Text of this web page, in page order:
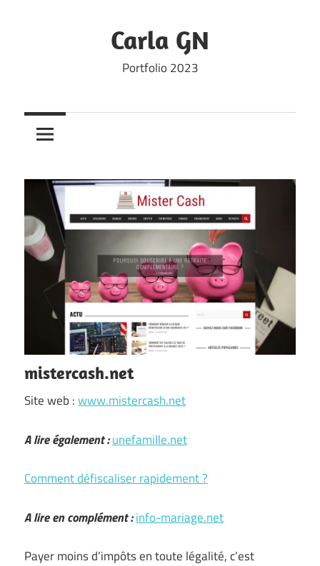
Carla GN
Portfolio 2023
mistercash.net
Site web :www.mistercash.net
A lire également :unefamille.net
Comment défiscaliser rapidement ?
A lire en complément :info-mariage.net
Payer moins d’impôts en toute légalité, c’est